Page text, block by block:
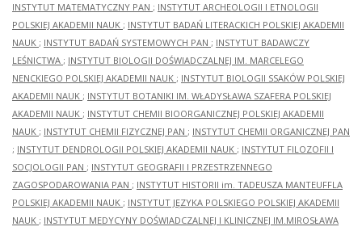
INSTYTUT MATEMATYCZNY PAN ; INSTYTUT ARCHEOLOGII I ETNOLOGII
POLSKIEJ AKADEMII NAUK ; INSTYTUT BADAŃ LITERACKICH POLSKIEJ AKADEMII
NAUK ; INSTYTUT BADAŃ SYSTEMOWYCH PAN ; INSTYTUT BADAWCZY
LEŚNICTWA ; INSTYTUT BIOLOGII DOŚWIADCZALNEJ IM. MARCELEGO
NENCKIEGO POLSKIEJ AKADEMII NAUK ; INSTYTUT BIOLOGII SSAKÓW POLSKIEJ
AKADEMII NAUK ; INSTYTUT BOTANIKI IM. WŁADYSŁAWA SZAFERA POLSKIEJ
AKADEMII NAUK ; INSTYTUT CHEMII BIOORGANICZNEJ POLSKIEJ AKADEMII
NAUK ; INSTYTUT CHEMII FIZYCZNEJ PAN ; INSTYTUT CHEMII ORGANICZNEJ PAN
; INSTYTUT DENDROLOGII POLSKIEJ AKADEMII NAUK ; INSTYTUT FILOZOFII I
SOCJOLOGII PAN ; INSTYTUT GEOGRAFII I PRZESTRZENNEGO
ZAGOSPODAROWANIA PAN ; INSTYTUT HISTORII im. TADEUSZA MANTEUFFLA
POLSKIEJ AKADEMII NAUK ; INSTYTUT JĘZYKA POLSKIEGO POLSKIEJ AKADEMII
NAUK ; INSTYTUT MEDYCYNY DOŚWIADCZALNEJ I KLINICZNEJ IM.MIROSŁAWA